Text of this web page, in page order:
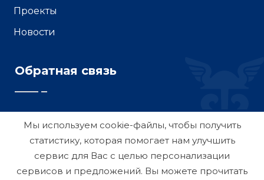
Проекты
Новости
Обратная связь
Мы используем cookie-файлы, чтобы получить
статистику, которая помогает нам улучшить
сервис для Вас с целью персонализации
сервисов и предложений. Вы можете прочитать